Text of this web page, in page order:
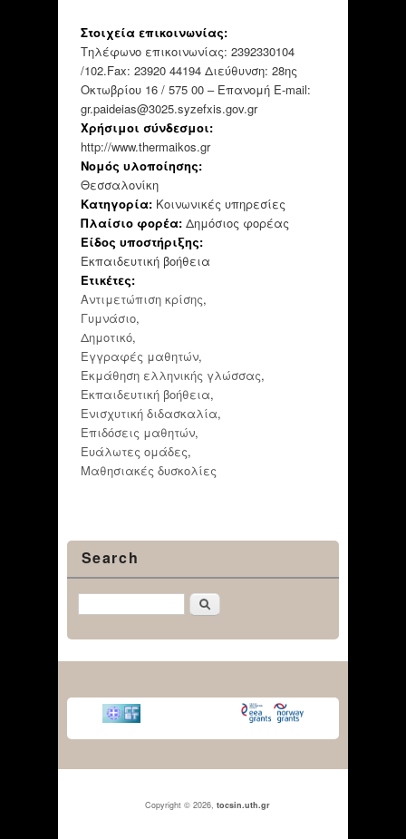
Στοιχεία επικοινωνίας:
Τηλέφωνο επικοινωνίας: 2392330104
/102.Fax: 23920 44194 Διεύθυνση: 28ης
Οκτωβρίου 16 / 575 00 – Επανομή E-mail:
gr.paideias@3025.syzefxis.gov.gr
Χρήσιμοι σύνδεσμοι:
http://www.thermaikos.gr
Νομός υλοποίησης:
Θεσσαλονίκη
Κατηγορία: Κοινωνικές υπηρεσίες
Πλαίσιο φορέα: Δημόσιος φορέας
Είδος υποστήριξης:
Εκπαιδευτική βοήθεια
Ετικέτες:
Αντιμετώπιση κρίσης,
Γυμνάσιο,
Δημοτικό,
Εγγραφές μαθητών,
Εκμάθηση ελληνικής γλώσσας,
Εκπαιδευτική βοήθεια,
Ενισχυτική διδασκαλία,
Επιδόσεις μαθητών,
Ευάλωτες ομάδες,
Μαθησιακές δυσκολίες
Search
Αναζήτηση
Copyright © 2026, tocsin.uth.gr